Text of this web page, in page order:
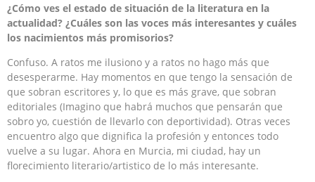
¿Cómo ves el estado de situación de la literatura en la
actualidad? ¿Cuáles son las voces más interesantes y cuáles
los nacimientos más promisorios?
Confuso. A ratos me ilusiono y a ratos no hago más que
desesperarme. Hay momentos en que tengo la sensación de
que sobran escritores y, lo que es más grave, que sobran
editoriales (Imagino que habrá muchos que pensarán que
sobro yo, cuestión de llevarlo con deportividad). Otras veces
encuentro algo que dignifica la profesión y entonces todo
vuelve a su lugar. Ahora en Murcia, mi ciudad, hay un
florecimiento literario/artistico de lo más interesante.